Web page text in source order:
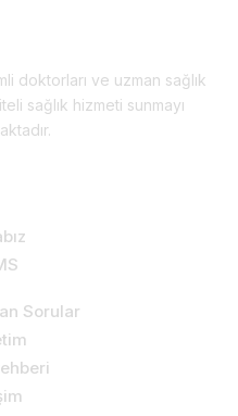
doktorları ve uzman sağlık
sağlık hizmeti sunmayı
Sorular